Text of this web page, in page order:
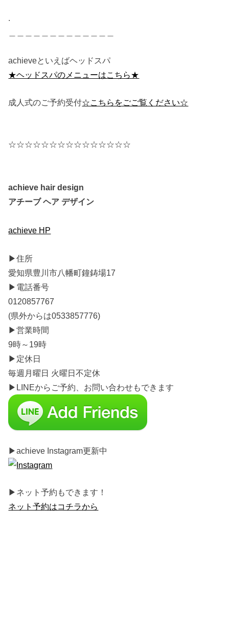
.
achieveといえばヘッドスパ
★ヘッドスパのメニューはこちら★
成人式のご予約受付☆こちらをごご覧ください☆
☆☆☆☆☆☆☆☆☆☆☆☆☆☆☆
achieve hair design
アチーブ ヘア デザイン
achieve HP
▶︎住所
愛知県豊川市八幡町鐘鋳場17
▶︎電話番号
0120857767
(県外からは0533857776)
▶︎営業時間
9時～19時
▶︎定休日
毎週月曜日 火曜日不定休
▶︎LINEからご予約、お問い合わせもできます
▶︎achieve Instagram更新中
▶︎ネット予約もできます！
ネット予約はコチラから